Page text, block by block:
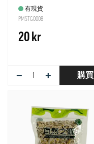
有現貨
PMSTG0008
20 kr
− + 購買